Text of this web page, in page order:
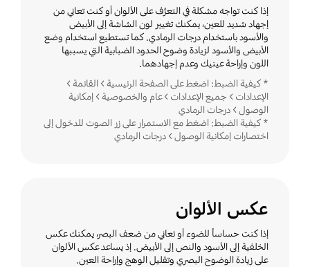
إذا كنت تواجه مشكلة في التعرُّف على الألوان أو كنت تعاني من
إجهاد شديد للعين، يمكنك تغيير لون الشاشة إلى الأبيض
والأسود باستخدام درجات الرمادي. كما تستطيع استخدام وضع
الأبيض والأسود لزيادة وضوح الحدود الضبابية التي يسببها
اللون وإراحة عينيك وعدم إجهادهما.
* كيفية الضبط: اضغط على الصفحة الرئيسية > القائمة >
الإعدادات > جميع الإعدادات > عام والخصوصية > إمكانية
الوصول > درجات الرمادي
* كيفية الضبط: اضغط مع الاستمرار على زر الصوت للدخول إلى
اختصارات إمكانية الوصول > درجات الرمادي
عكس الألوان
إذا كنت حساساً للضوء أو تعاني من ضعف البصر، يمكنك عكس
الخلفية إلى الأسود والنص إلى الأبيض. إذ يساعد عكس الألوان
على زيادة الوضوح البصري وتقليل الوهج وإراحة العين.